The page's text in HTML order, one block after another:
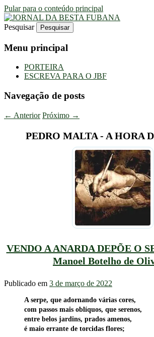
Pular para o conteúdo principal
JORNAL DA BESTA
Uma Gazeta Escrota
Pesquisar
Menu principal
PORTEIRA
ESCREVA PARA O JBF
Navegação de posts
← Anterior Próximo →
PEDRO MALTA - A HORA
VENDO A ANARDA DEPÕE O
Manoel Botelho de
Publicado em 3 de março de 2022
A serpe, que adornando várias cores,
com passos mais oblíquos, que serenos,
entre belos jardins, prados amenos,
é maio errante de torcidas flores;